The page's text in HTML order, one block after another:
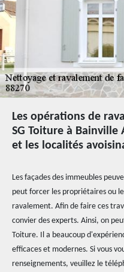
Les opérations de
SG Toiture à Bainville
et les localités
Les façades des immeubles
peut forcer les propriétaires ou
ravalement. Afin de faire ces
convier des experts. Ainsi, on
Toiture. Il a beaucoup
efficaces et modernes. Si vous
renseignements, veuillez le